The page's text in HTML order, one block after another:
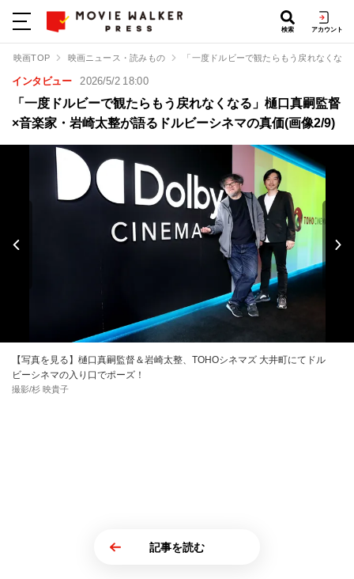
検索 アカウント
映画TOP 映画ニュース・読みもの 「一度ドルビーで観たらもう戻れなくな
インタビュー 2026/5/2 18:00
「一度ドルビーで観たらもう戻れなくなる」樋口真嗣監督
×音楽家・岩崎太整が語るドルビーシネマの真価(画像2/9)
【写真を見る】樋口真嗣監督＆岩崎太整、TOHOシネマズ 大井町にてドル
ビーシネマの入り口でポーズ！
撮影/杉 映貴子
記事を読む